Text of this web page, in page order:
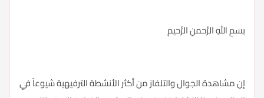
بسمِ اللهِ الرَّحمنِ الرَّحيم
إن مشاهدة الجوال والتلفاز من أكثر الأنشطة الترفيهية شيوعاً في